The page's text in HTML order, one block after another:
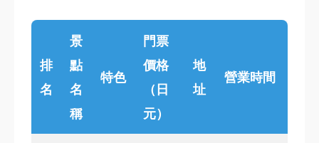
排
名
景
點
名
稱
特色
門票
價格
（日
元）
地
址
營業時間